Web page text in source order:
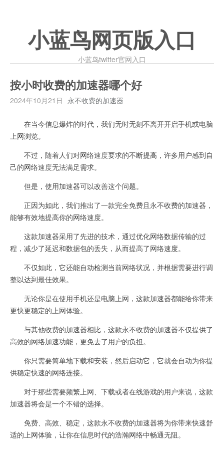
小蓝鸟网页版入口
小蓝鸟twitter官网入口
按小时收费的加速器哪个好
2024年10月21日 永不收费的加速器
在当今信息爆炸的时代，我们无时无刻不离开开启手机或电脑
上网浏览。
不过，随着人们对网络速度要求的不断提高，许多用户感到自
己的网络速度无法满足需求。
但是，使用加速器可以改善这个问题。
正因为如此，我们推出了一款完全免费且永不收费的加速器，
能够有效地提高你的网络速度。
这款加速器采用了先进的技术，通过优化网络数据传输的过
程，减少了延迟和数据包的丢失，从而提高了网络速度。
不仅如此，它还能自动检测当前网络状况，并根据需要进行调
整以达到最佳效果。
无论你是在使用手机还是电脑上网，这款加速器都能给你带来
更快更稳定的上网体验。
与其他收费的加速器相比，这款永不收费的加速器不仅提供了
高效的网络加速功能，更免去了用户的负担。
你只需要简单地下载和安装，然后启动它，它就会自动为你提
供稳定快速的网络连接。
对于那些需要频繁上网、下载或者在线游戏的用户来说，这款
加速器将会是一个不错的选择。
免费、高效、稳定，这款永不收费的加速器将为你带来快速舒
适的上网体验，让你在信息时代的浩瀚网络中畅通无阻。